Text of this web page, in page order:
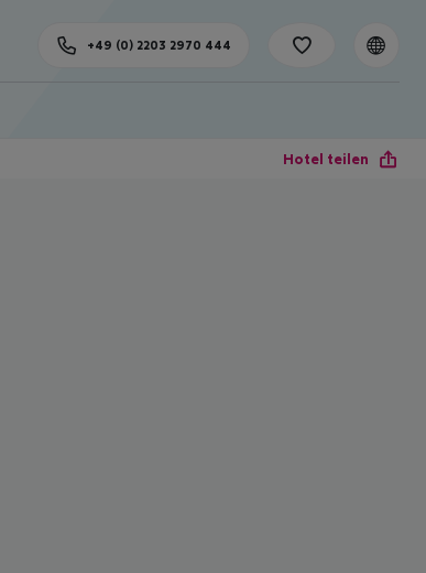
+49 (0) 2203 2970 444
Hotel teilen